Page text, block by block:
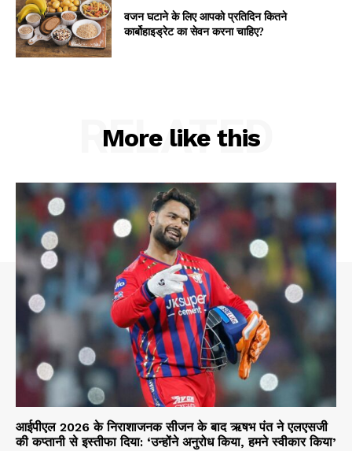
वजन घटाने के लिए आपको प्रतिदिन कितने
कार्बोहाइड्रेट का सेवन करना चाहिए?
More like this
RELATED
आईपीएल 2026 के निराशाजनक सीजन के बाद ऋषभ पंत ने एलएसजी
की कप्तानी से इस्तीफा दिया: ‘उन्होंने अनुरोध किया, हमने स्वीकार किया’